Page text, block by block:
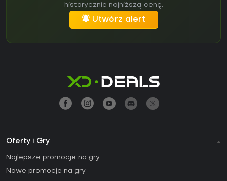
historycznie najniższą cenę.
Utwórz alert
Oferty i Gry
Najlepsze promocje na gry
Nowe promocje na gry